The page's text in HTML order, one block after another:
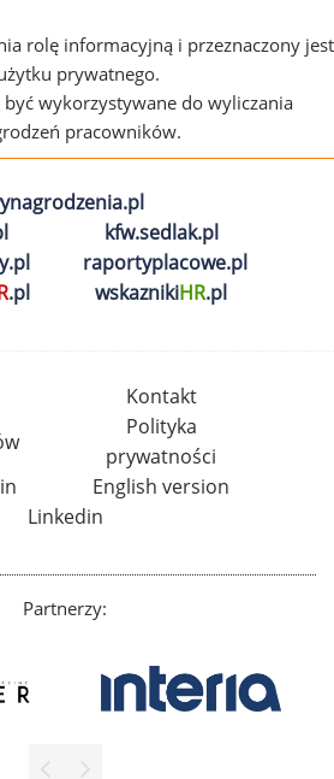
rolę informacyjną i przeznaczony jest
prywatnego.
wykorzystywane do wyliczania
pracowników.
kfw.sedlak.pl
raportyplacowe.pl
.pl wskaznikiHR.pl
Kontakt
Polityka
prywatności
English version
Linkedin
Partnerzy: